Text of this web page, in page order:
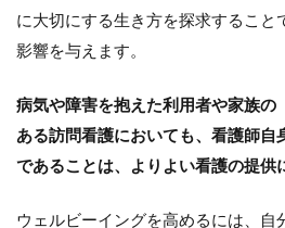
に大切にする生き方を探求すること
影響を与えます。
病気や障害を抱えた利用者や家族の
ある訪問看護においても、看護師自
であることは、よりよい看護の提供
ウェルビーイングを高めるには、自